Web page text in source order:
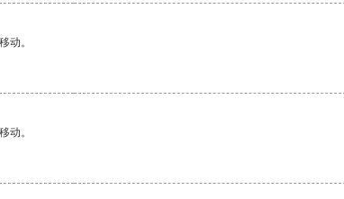
动。
动。